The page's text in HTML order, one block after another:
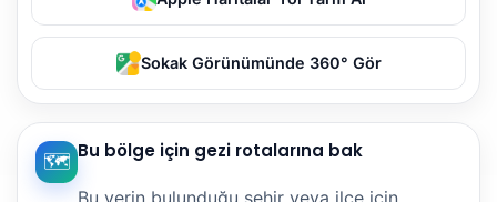
Sokak Görünümünde 360° Gör
🗺️ Bu bölge için gezi rotalarına bak
Bu yerin bulunduğu şehir veya ilçe için